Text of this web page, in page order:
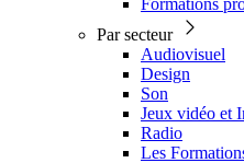
Formations
Par secteur
Audiovisuel
Design
Son
Jeux vidéo et
Radio
Les